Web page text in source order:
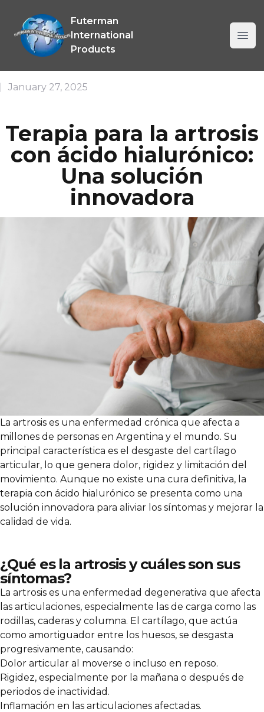
Allanmar International Company SRL
Futerman
International
Products
January 27, 2025
Terapia para la artrosis
con ácido hialurónico:
Una solución
innovadora
La artrosis es una enfermedad crónica que afecta a
millones de personas en Argentina y el mundo. Su
principal característica es el desgaste del cartílago
articular, lo que genera dolor, rigidez y limitación del
movimiento. Aunque no existe una cura definitiva, la
terapia con ácido hialurónico se presenta como una
solución innovadora para aliviar los síntomas y mejorar la
calidad de vida.
¿Qué es la artrosis y cuáles son sus
síntomas?
La artrosis es una enfermedad degenerativa que afecta
las articulaciones, especialmente las de carga como las
rodillas, caderas y columna. El cartílago, que actúa
como amortiguador entre los huesos, se desgasta
progresivamente, causando:
Dolor articular al moverse o incluso en reposo.
Rigidez, especialmente por la mañana o después de
periodos de inactividad.
Inflamación en las articulaciones afectadas.